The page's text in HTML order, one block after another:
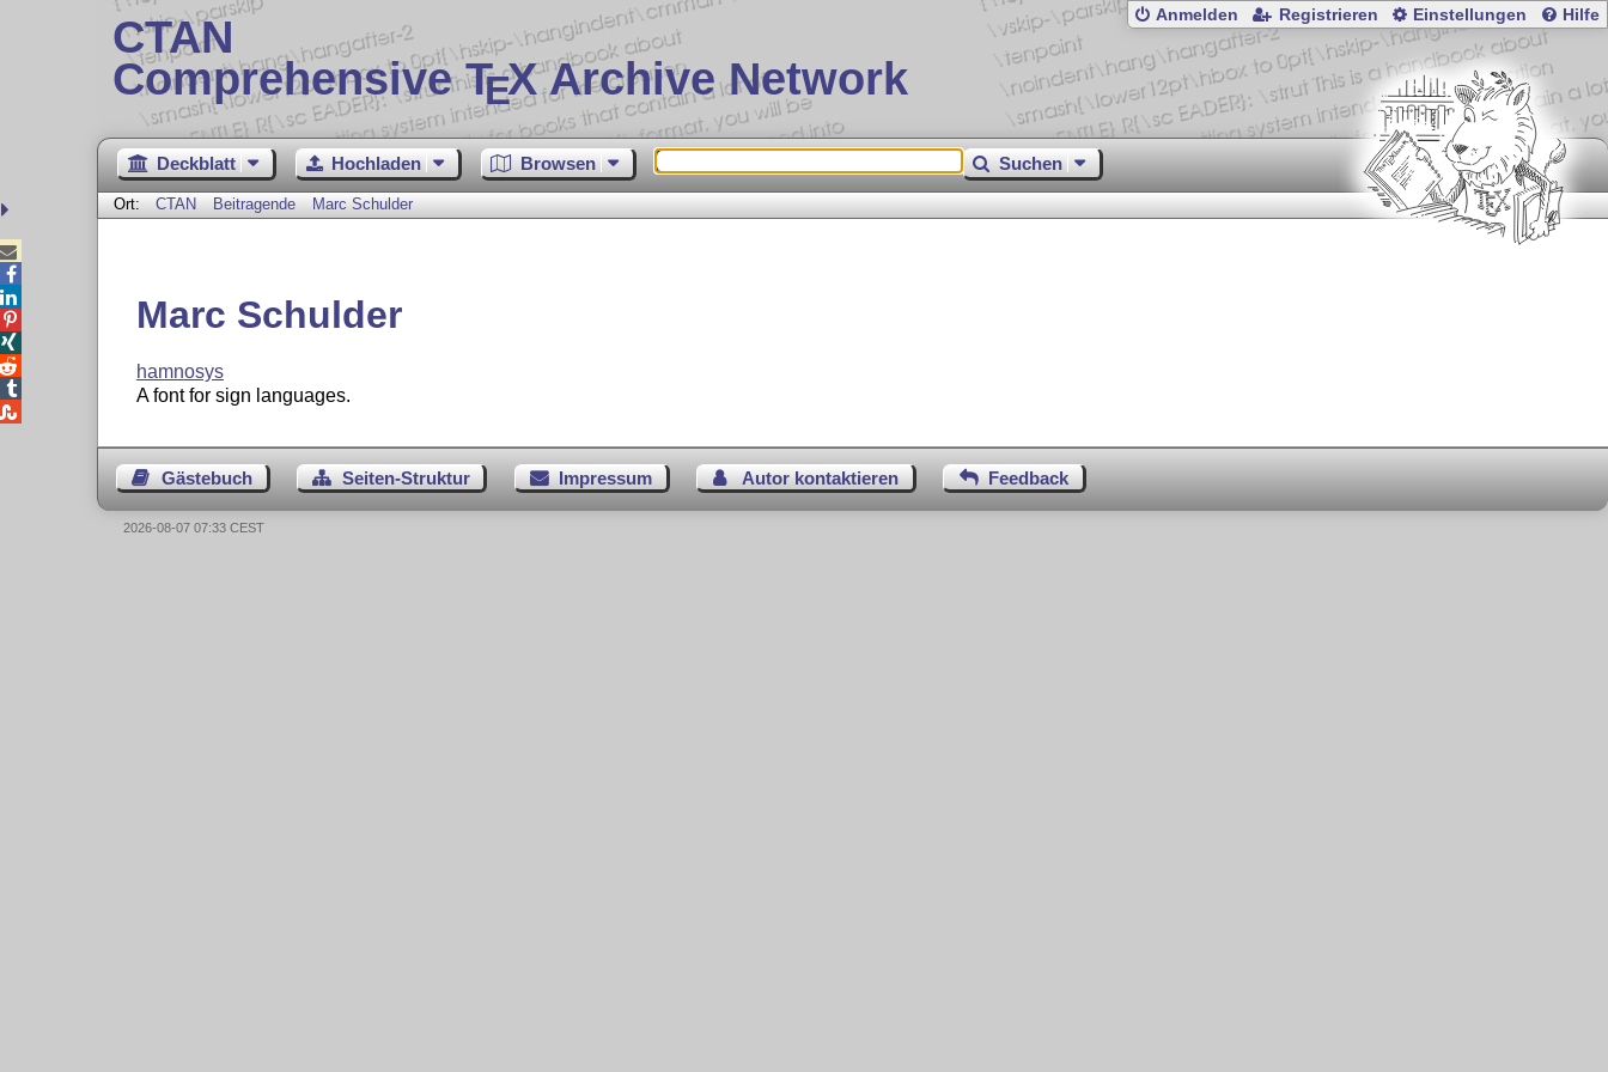
CTAN
Comprehensive TEX Archive Network
Anmelden Registrieren Einstellungen Hilfe
Deckblatt Hochladen Browsen Suchen
Ort: CTAN Beitragende Marc Schulder
Marc Schulder
hamnosys
A font for sign languages.
Gästebuch Seiten-Struktur Impressum Autor kontaktieren Feedback





2026-08-07 07:33 CEST